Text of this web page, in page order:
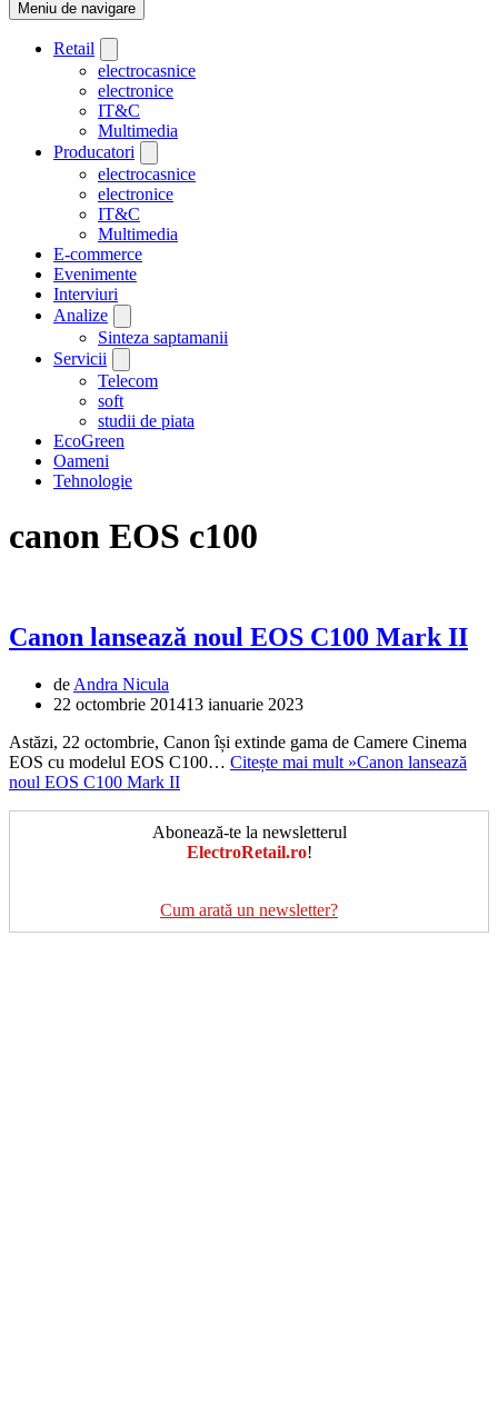
Meniu de navigare
Retail
electrocasnice
electronice
IT&C
Multimedia
Producatori
electrocasnice
electronice
IT&C
Multimedia
E-commerce
Evenimente
Interviuri
Analize
Sinteza saptamanii
Servicii
Telecom
soft
studii de piata
EcoGreen
Oameni
Tehnologie
canon EOS c100
Canon lansează noul EOS C100 Mark II
de Andra Nicula
22 octombrie 201413 ianuarie 2023
Astăzi, 22 octombrie, Canon își extinde gama de Camere Cinema
EOS cu modelul EOS C100… Citește mai mult »Canon lansează
noul EOS C100 Mark II
Abonează-te la newsletterul
ElectroRetail.ro!
Cum arată un newsletter?